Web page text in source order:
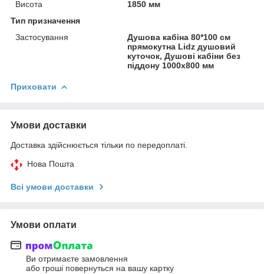
Висота
1850 мм
Тип призначення
Застосування
Душова кабіна 80*100 см
прямокутна Lidz душовий
куточок, Душові кабіни без
піддону 1000х800 мм
Приховати
Умови доставки
Доставка здійснюється тільки по передоплаті.
Нова Пошта
Всі умови доставки
Умови оплати
Ви отримаєте замовлення
або гроші повернуться на вашу картку